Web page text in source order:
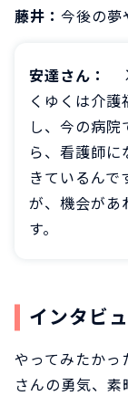
藤井： 今後の夢
安達さん：
くゆくは介
し、今の病
ら、看護師に
きているんで
が、機会があ
す。
インタビ
やってみたか
さんの勇気、